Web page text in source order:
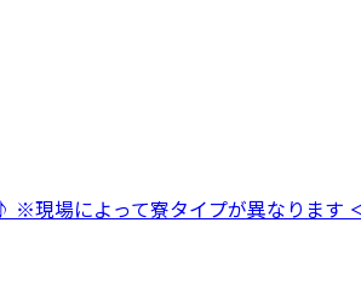
現場によって寮タイプが異なりま